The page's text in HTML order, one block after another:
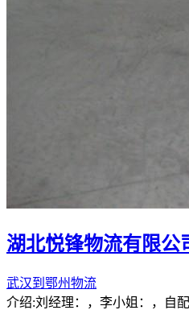
湖北悦锋物流有限公
武汉到鄂州物流
介绍:刘经理：，李小姐：，自